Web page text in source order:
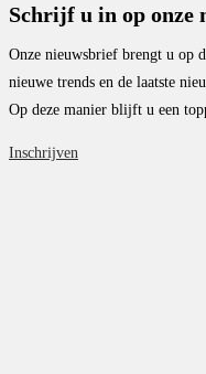
Schrijf u in op onze
Onze nieuwsbrief brengt u op
nieuwe trends en de laatste
Op deze manier blijft u een
Inschrijven